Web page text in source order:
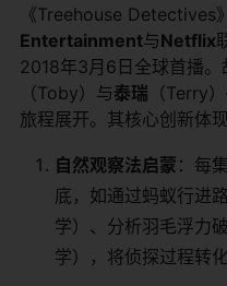
《Treehouse Detectives
Entertainment​​与​​Netflix​
2018年3月6日全球首播
（Toby）与​​泰瑞​ （Terry
旅程展开。其核心创新体
​自然观察法启蒙​ ：每
底，如通过蚂蚁行进
学）、分析羽毛浮力
学），将侦探过程转